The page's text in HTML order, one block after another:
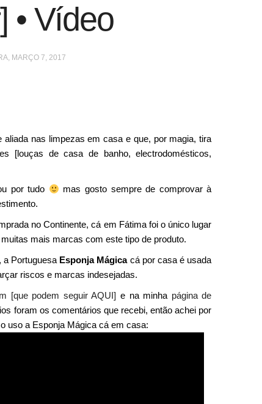
• Vídeo
MARÇO 7, 2017
nas limpezas em casa e que, por magia, tira
[louças de casa de banho, electrodomésticos,
por tudo
mas gosto sempre de comprovar à
no Continente, cá em Fátima foi o único lugar
mais marcas com este tipo de produto.
a Portuguesa Esponja Mágicacá por casa é usada
riscos e marcas indesejadas.
[que podem seguir AQUI] e na minha página de
foram os comentários que recebi, então achei por
uso a Esponja Mágica cá em casa: